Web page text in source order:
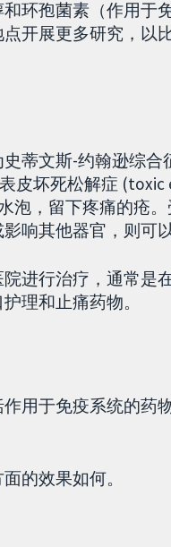
环孢菌素（作用于
开展更多研究，以
蒂文斯-约翰逊综合
皮坏死松解症 (toxic
泡，留下疼痛的疮
响其他器官，则可
进行治疗，通常是
理和止痛药物。
用于免疫系统的药
的效果如何。